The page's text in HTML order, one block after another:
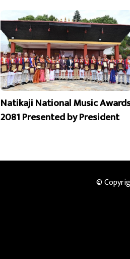
Natikaji National Music
2081 Presented by President
©